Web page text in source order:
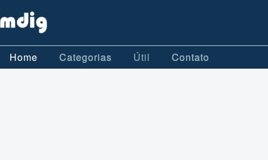
Home Categorias Útil Contato